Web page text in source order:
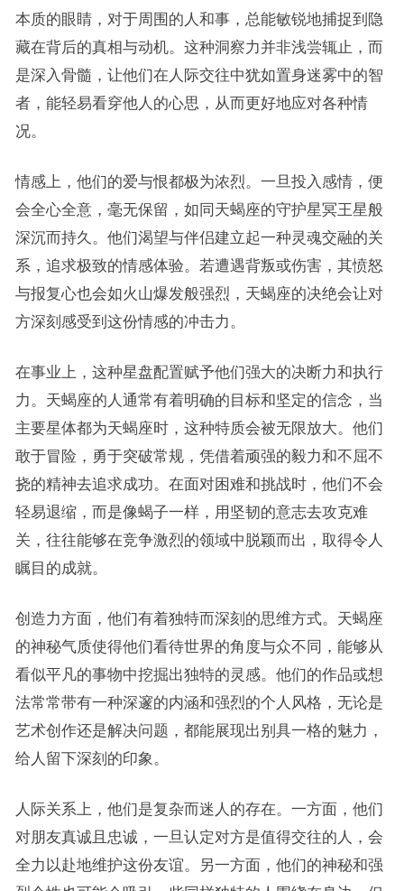
本质的眼睛，对于周围的人和事，总能敏锐地捕捉到隐
藏在背后的真相与动机。这种洞察力并非浅尝辄止，而
是深入骨髓，让他们在人际交往中犹如置身迷雾中的智
者，能轻易看穿他人的心思，从而更好地应对各种情
况。
情感上，他们的爱与恨都极为浓烈。一旦投入感情，便
会全心全意，毫无保留，如同天蝎座的守护星冥王星般
深沉而持久。他们渴望与伴侣建立起一种灵魂交融的关
系，追求极致的情感体验。若遭遇背叛或伤害，其愤怒
与报复心也会如火山爆发般强烈，天蝎座的决绝会让对
方深刻感受到这份情感的冲击力。
在事业上，这种星盘配置赋予他们强大的决断力和执行
力。天蝎座的人通常有着明确的目标和坚定的信念，当
主要星体都为天蝎座时，这种特质会被无限放大。他们
敢于冒险，勇于突破常规，凭借着顽强的毅力和不屈不
挠的精神去追求成功。在面对困难和挑战时，他们不会
轻易退缩，而是像蝎子一样，用坚韧的意志去攻克难
关，往往能够在竞争激烈的领域中脱颖而出，取得令人
瞩目的成就。
创造力方面，他们有着独特而深刻的思维方式。天蝎座
的神秘气质使得他们看待世界的角度与众不同，能够从
看似平凡的事物中挖掘出独特的灵感。他们的作品或想
法常常带有一种深邃的内涵和强烈的个人风格，无论是
艺术创作还是解决问题，都能展现出别具一格的魅力，
给人留下深刻的印象。
人际关系上，他们是复杂而迷人的存在。一方面，他们
对朋友真诚且忠诚，一旦认定对方是值得交往的人，会
全力以赴地维护这份友谊。另一方面，他们的神秘和强